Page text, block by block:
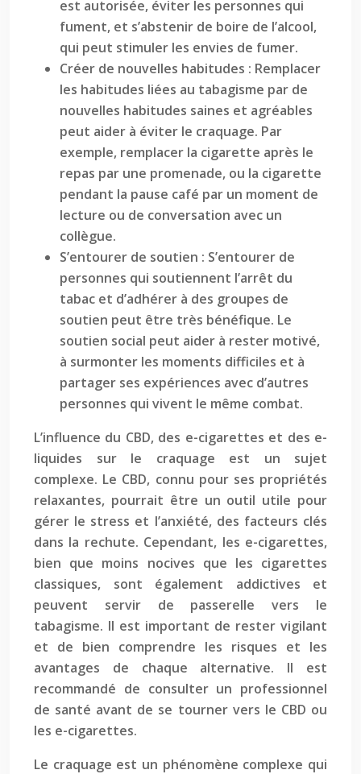
est autorisée, éviter les personnes qui
fument, et s’abstenir de boire de l’alcool,
qui peut stimuler les envies de fumer.
Créer de nouvelles habitudes : Remplacer
les habitudes liées au tabagisme par de
nouvelles habitudes saines et agréables
peut aider à éviter le craquage. Par
exemple, remplacer la cigarette après le
repas par une promenade, ou la cigarette
pendant la pause café par un moment de
lecture ou de conversation avec un
collègue.
S’entourer de soutien : S’entourer de
personnes qui soutiennent l’arrêt du
tabac et d’adhérer à des groupes de
soutien peut être très bénéfique. Le
soutien social peut aider à rester motivé,
à surmonter les moments difficiles et à
partager ses expériences avec d’autres
personnes qui vivent le même combat.
L’influence du CBD, des e-cigarettes et des e-
liquides sur le craquage est un sujet
complexe. Le CBD, connu pour ses propriétés
relaxantes, pourrait être un outil utile pour
gérer le stress et l’anxiété, des facteurs clés
dans la rechute. Cependant, les e-cigarettes,
bien que moins nocives que les cigarettes
classiques, sont également addictives et
peuvent servir de passerelle vers le
tabagisme. Il est important de rester vigilant
et de bien comprendre les risques et les
avantages de chaque alternative. Il est
recommandé de consulter un professionnel
de santé avant de se tourner vers le CBD ou
les e-cigarettes.
Le craquage est un phénomène complexe qui